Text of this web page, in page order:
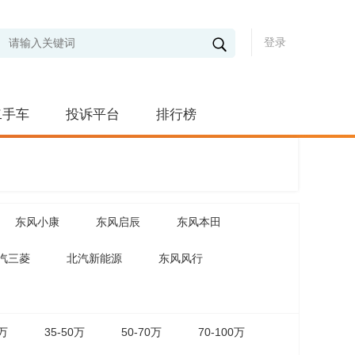
登录
车 投诉平台 排行榜
东风小康 东风启辰 东风本田
三菱 北汽新能源 东风风行
35-50万 50-70万 70-100万